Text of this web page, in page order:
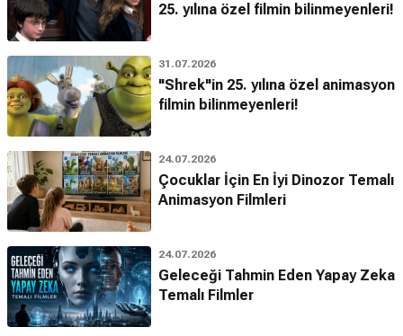
25. yılına özel filmin bilinmeyenleri!
31.07.2026
"Shrek"in 25. yılına özel animasyon
filmin bilinmeyenleri!
24.07.2026
Çocuklar İçin En İyi Dinozor Temalı
Animasyon Filmleri
24.07.2026
Geleceği Tahmin Eden Yapay Zeka
Temalı Filmler